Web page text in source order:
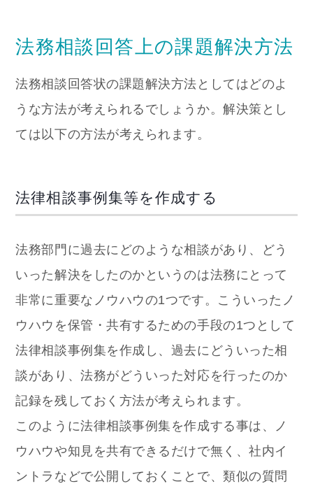
法務相談回答上の課題解決方法
法務相談回答状の課題解決方法としてはどのよ
うな方法が考えられるでしょうか。解決策とし
ては以下の方法が考えられます。
法律相談事例集等を作成する
法務部門に過去にどのような相談があり、どう
いった解決をしたのかというのは法務にとって
非常に重要なノウハウの1つです。こういったノ
ウハウを保管・共有するための手段の1つとして
法律相談事例集を作成し、過去にどういった相
談があり、法務がどういった対応を行ったのか
記録を残しておく方法が考えられます。
このように法律相談事例集を作成する事は、ノ
ウハウや知見を共有できるだけで無く、社内イ
ントラなどで公開しておくことで、類似の質問